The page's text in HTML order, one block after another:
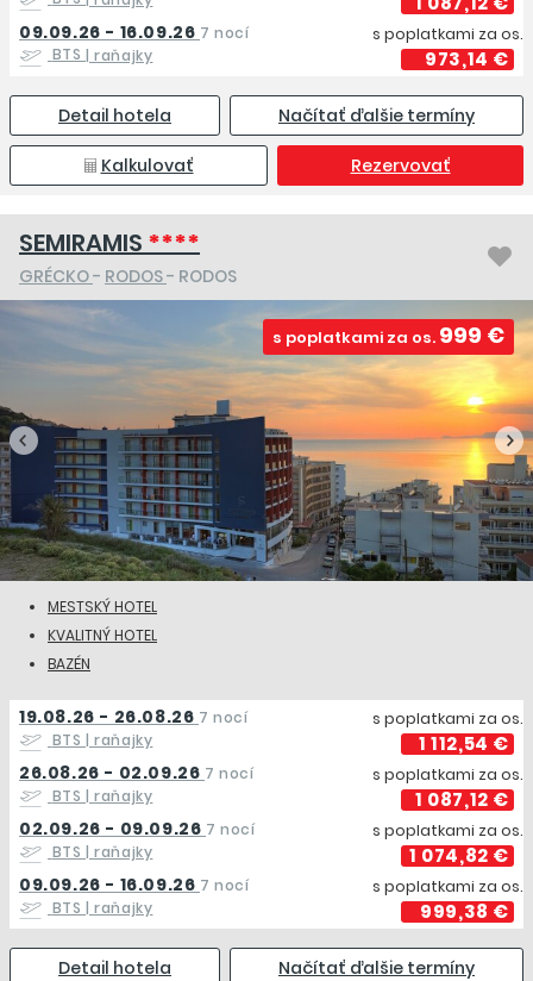
09.09.26 - 16.09.26 7 nocí
BTS| raňajky
s poplatkami za os.
973,14 €
Detail hotela Načítať ďalšie termíny
Kalkulovať Rezervovať
SEMIRAMIS ****
GRÉCKO- RODOS- RODOS
s poplatkami za os. 999 €
MESTSKÝ HOTEL
KVALITNÝ HOTEL
BAZÉN
19.08.26 - 26.08.26 7 nocí
BTS| raňajky
s poplatkami za os.
1 112,54 €
26.08.26 - 02.09.26 7 nocí
BTS| raňajky
s poplatkami za os.
1 087,12 €
02.09.26 - 09.09.26 7 nocí
BTS| raňajky
s poplatkami za os.
1 074,82 €
09.09.26 - 16.09.26 7 nocí
BTS| raňajky
s poplatkami za os.
999,38 €
Detail hotela Načítať ďalšie termíny